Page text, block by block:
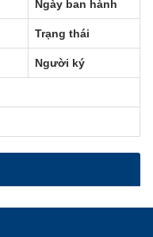
Ngày ban hành
Trạng thái
Người ký